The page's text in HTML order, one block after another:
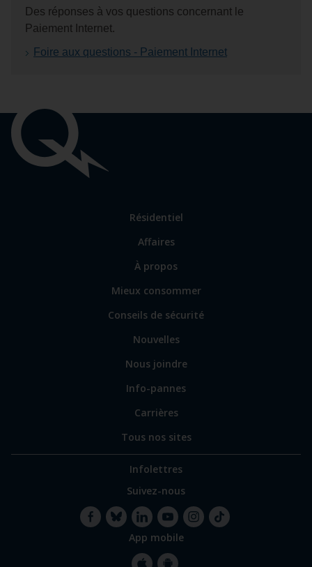
Des réponses à vos questions concernant le
Paiement Internet.
Foire aux questions - Paiement Internet
importants
Lien
les
principales
Résidentiel
Affaires
Lien
certains
sites
À propos
Mieux consommer
Conseils de sécurité
Nouvelles
Nous joindre
Info-pannes
Carrières
Tous nos sites
Infolettres
Suivez-nous
BlueskyLinkedInYouTube
App mobile